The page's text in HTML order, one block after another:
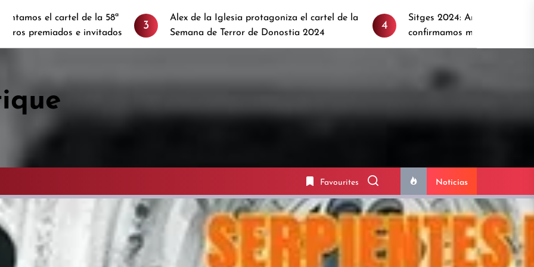
la 58ª
3
Alex de la Iglesia protagoniza el cartel de la
Semana de Terror de Donostia 2024
Sitges 2024: Anunciamos primeros títulos y
confirmamos más estrellas invitadas
Favourites Noticias